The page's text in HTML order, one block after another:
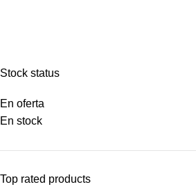
Stock status
En oferta
En stock
Top rated products